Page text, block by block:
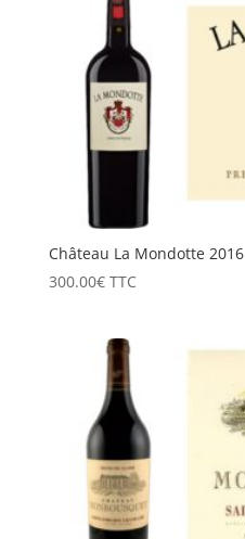
Château La Mondotte 2016
300.00€ TTC